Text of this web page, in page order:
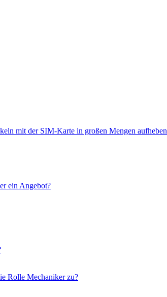
mit der SIM-Karte in großen Mengen aufheben
ein Angebot?
Rolle Mechaniker zu?